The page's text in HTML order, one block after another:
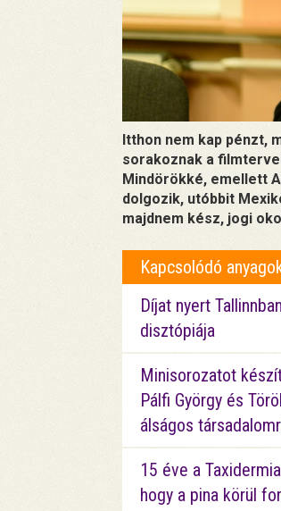
Itthon nem kap pénzt,
sorakoznak a
Mindörökké, emellett
dolgozik, utóbbit
majdnem kész, jogi
Kapcsolódó
Díjat nyert
disztópiája
Minisorozatot
Pálfi György és
álságos
15 éve a
hogy a pina körül